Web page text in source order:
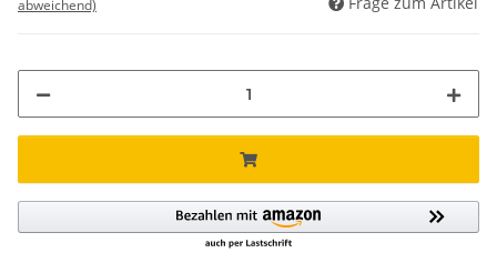
abweichend)